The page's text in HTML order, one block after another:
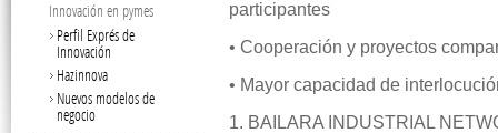
participantes
• Cooperación y proyectos
• Mayor capacidad de
1. BAILARA INDUSTRIAL
Innovación en pymes
Perfil Exprés de
Innovación
Hazinnova
Nuevos modelos de
negocio